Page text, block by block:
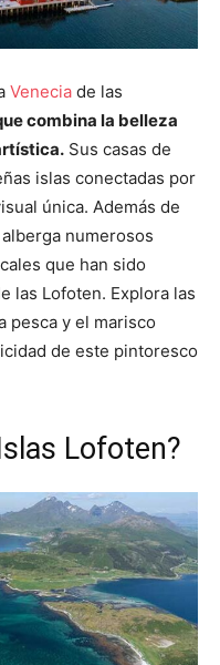
Venecia de las
combina la belleza
Sus casas de
islas conectadas por
única. Además de
numerosos
que han sido
las Lofoten. Explora las
pesca y el marisco
de este pintoresco
Lofoten?